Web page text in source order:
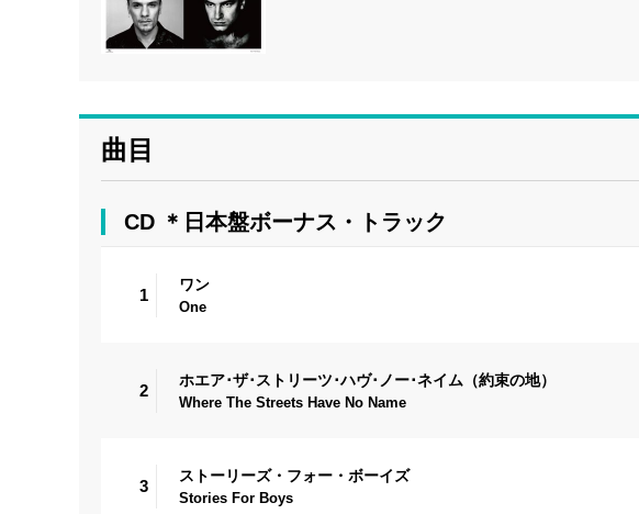
曲目
CD ＊日本盤ボーナス・トラック
1
ワン
One
2
ホエア･ザ･ストリーツ･ハヴ･ノー･ネイム（約束の地）
Where The Streets Have No Name
3
ストーリーズ・フォー・ボーイズ
Stories For Boys